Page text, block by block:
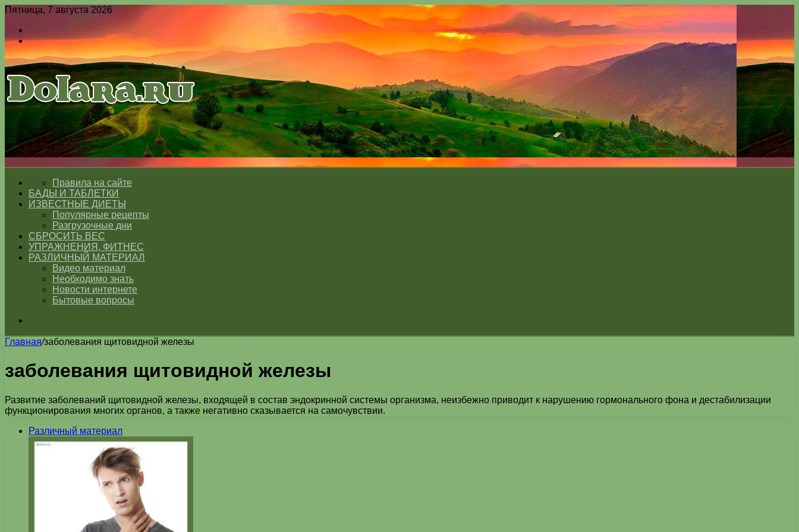
Пятница, 7 августа 2026
Switch
skin
Меню
Switch
ГЛАВНАЯПравила на сайте
БАДЫ И ТАБЛЕТКИ
ИЗВЕСТНЫЕ ДИЕТЫ
Популярные рецепты
Разгрузочные дни
СБРОСИТЬ ВЕС
УПРАЖНЕНИЯ, ФИТНЕС
РАЗЛИЧНЫЙ МАТЕРИАЛ
Видео материал
Необходимо знать
Новости интернете
Бытовые вопросы
Главная/заболевания щитовидной железы
заболевания щитовидной железы
Развитие заболеваний щитовидной железы, входящей в состав эндокринной системы организма, неизбежно приводит к нарушению гормонального фона и дестабилизации
функционирования многих органов, а также негативно сказывается на самочувствии.
Различный материал